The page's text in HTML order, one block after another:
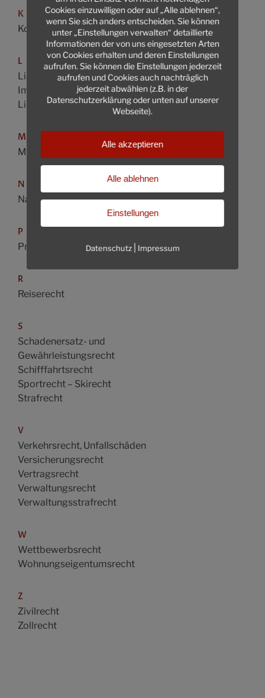
K
Konsumentenschutz
L
Liegenschafts- und
Immobilienrecht
Liegenschaftsverträge
M
Miet- und Wohnrecht
N
Nachbarrecht
P
Produkthaftung
R
Reiserecht
S
Schadenersatz- und
Gewährleistungsrecht
Schifffahrtsrecht
Sportrecht – Skirecht
Strafrecht
V
Verkehrsrecht, Unfallschäden
Versicherungsrecht
Vertragsrecht
Verwaltungsrecht
Verwaltungsstrafrecht
W
Wettbewerbsrecht
Wohnungseigentumsrecht
Z
Zivilrecht
Zollrecht
Cookies einzuwilligen oder auf „Alle ablehnen“,
wenn Sie sich anders entscheiden. Sie können
unter „Einstellungen verwalten“ detaillierte
Informationen der von uns eingesetzten Arten
von Cookies erhalten und deren Einstellungen
aufrufen. Sie können die Einstellungen jederzeit
aufrufen und Cookies auch nachträglich
jederzeit abwählen (z.B. in der
Datenschutzerklärung oder unten auf unserer
Webseite).
Alle akzeptieren
Alle ablehnen
Einstellungen
Datenschutz| Impressum